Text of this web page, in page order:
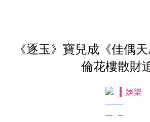
《逐玉》寶兒成《佳偶
倫花樓散財
娛樂